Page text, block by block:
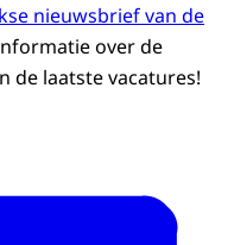
nieuwsbrief van de
over de
de laatste vacatures!